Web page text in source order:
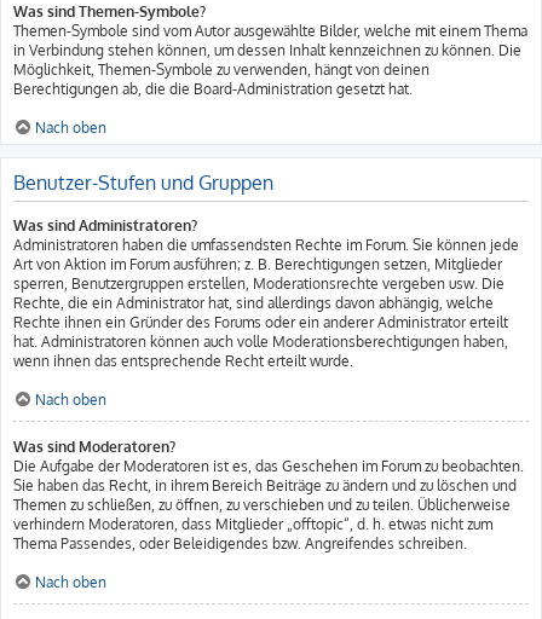
Was sind Themen-Symbole?
Themen-Symbole sind vom Autor ausgewählte Bilder, welche mit einem Thema
in Verbindung stehen können, um dessen Inhalt kennzeichnen zu können. Die
Möglichkeit, Themen-Symbole zu verwenden, hängt von deinen
Berechtigungen ab, die die Board-Administration gesetzt hat.
Nach oben
Benutzer-Stufen und Gruppen
Was sind Administratoren?
Administratoren haben die umfassendsten Rechte im Forum. Sie können jede
Art von Aktion im Forum ausführen; z. B. Berechtigungen setzen, Mitglieder
sperren, Benutzergruppen erstellen, Moderationsrechte vergeben usw. Die
Rechte, die ein Administrator hat, sind allerdings davon abhängig, welche
Rechte ihnen ein Gründer des Forums oder ein anderer Administrator erteilt
hat. Administratoren können auch volle Moderationsberechtigungen haben,
wenn ihnen das entsprechende Recht erteilt wurde.
Nach oben
Was sind Moderatoren?
Die Aufgabe der Moderatoren ist es, das Geschehen im Forum zu beobachten.
Sie haben das Recht, in ihrem Bereich Beiträge zu ändern und zu löschen und
Themen zu schließen, zu öffnen, zu verschieben und zu teilen. Üblicherweise
verhindern Moderatoren, dass Mitglieder „offtopic“, d. h. etwas nicht zum
Thema Passendes, oder Beleidigendes bzw. Angreifendes schreiben.
Nach oben